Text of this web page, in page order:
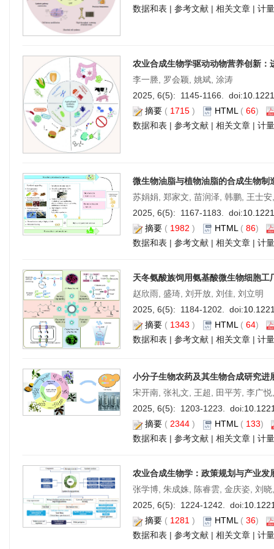
数据和表 | 参考文献 | 相关文章 | 计
农业合成生物学驱动动物营养创新：
李一塍, 罗会颖, 姚斌, 涂涛
2025, 6(5): 1145-1166. doi:
摘要 ( 1715 ) HTML ( 66)
数据和表 | 参考文献 | 相关文章 | 计
微生物油脂与植物油脂的合成生物制
苏娟娟, 郑家文, 苗润泽, 韩鹏, 王士
2025, 6(5): 1167-1183. doi:
摘要 ( 1982 ) HTML ( 86)
数据和表 | 参考文献 | 相关文章 | 计
天冬氨酸族饲用氨基酸微生物细胞工
赵欣雨, 盛琦, 刘开放, 刘佳, 刘立明
2025, 6(5): 1184-1202. doi:
摘要 ( 1343 ) HTML ( 64)
数据和表 | 参考文献 | 相关文章 | 计
小分子生物农药及其生物合成研究进
宋开南, 张礼文, 王超, 田平芳, 李广
2025, 6(5): 1203-1223. doi:
摘要 ( 2344 ) HTML( 133)
数据和表 | 参考文献 | 相关文章 | 计
农业合成生物学：政策规划与产业发
张学博, 朱成姝, 陈睿雲, 金庆姿, 刘
2025, 6(5): 1224-1242. doi:
摘要 ( 1281 ) HTML( 36)
数据和表 | 参考文献 | 相关文章 | 计